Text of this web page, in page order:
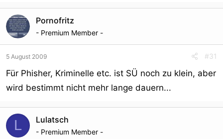
Pornofritz
- Premium Member -
5 August 2009 #31
Für Phisher, Kriminelle etc. ist SÜ noch zu klein, aber
wird bestimmt nicht mehr lange dauern...
L Lulatsch
- Premium Member -